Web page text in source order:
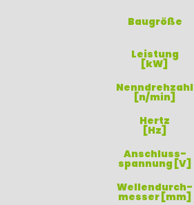
Baugröße
Leistung
[kW]
Nenndrehzahl
[n/min]
Hertz
[Hz]
Anschluss-
spannung [V]
Wellendurch-
messer [mm]